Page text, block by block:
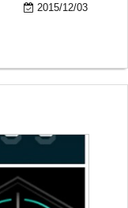
2015/12/03